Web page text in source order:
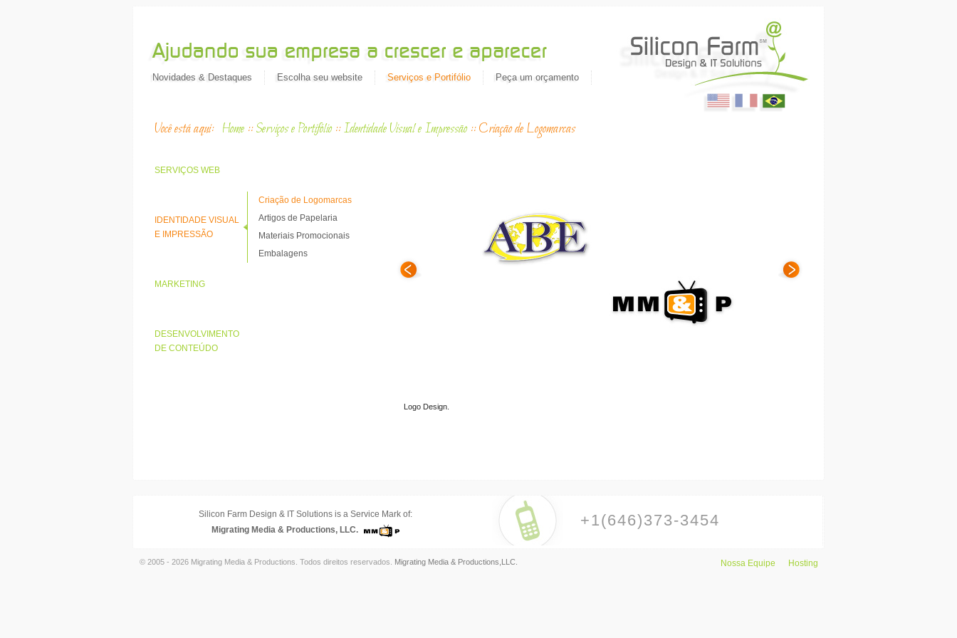
Novidades & Destaques Escolha seu website Serviços e Portifólio Peça um orçamento
Você está aqui: Home ::Serviços e Portifólio ::Identidade Visual e Impressão ::Criação de Logomarcas
SERVIÇOS WEB
IDENTIDADE VISUAL
E IMPRESSÃO
Criação de Logomarcas
Artigos de Papelaria
Materiais Promocionais
Embalagens
MARKETING
DESENVOLVIMENTO
DE CONTEÚDO
Logo Design.
Silicon Farm Design & IT Solutions is a Service Mark of:
Migrating Media & Productions, LLC.
+1(646)373-3454
© 2005 - 2026 Migrating Media & Productions. Todos direitos reservados. Migrating Media & Productions,LLC. Hosting
Nossa Equipe